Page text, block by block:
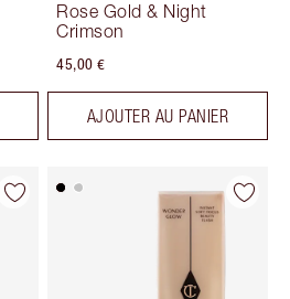
Rose Gold & Night
Crimson
45,00 €
AJOUTER AU PANIER